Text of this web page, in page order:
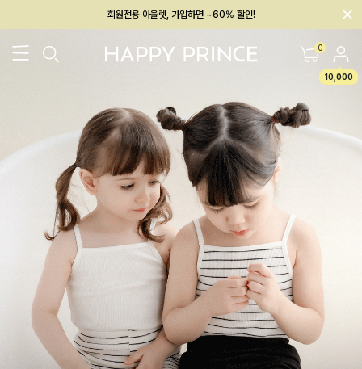
회원전용 아울렛, 가입하면 ~60% 할인!
0
10,000